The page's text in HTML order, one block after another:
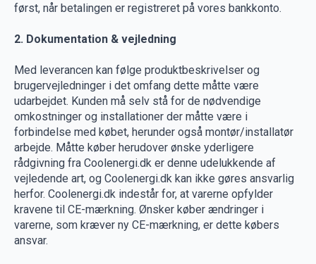
først, når betalingen er registreret på vores bankkonto.
2. Dokumentation & vejledning
Med leverancen kan følge produktbeskrivelser og
brugervejledninger i det omfang dette måtte være
udarbejdet. Kunden må selv stå for de nødvendige
omkostninger og installationer der måtte være i
forbindelse med købet, herunder også montør/installatør
arbejde. Måtte køber herudover ønske yderligere
rådgivning fra Coolenergi.dk er denne udelukkende af
vejledende art, og Coolenergi.dk kan ikke gøres ansvarlig
herfor. Coolenergi.dk indestår for, at varerne opfylder
kravene til CE-mærkning. Ønsker køber ændringer i
varerne, som kræver ny CE-mærkning, er dette købers
ansvar.